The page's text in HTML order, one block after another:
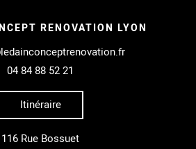
RENOVATION LYON
04 84 88 52 21
Itinéraire
116 Rue Bossuet